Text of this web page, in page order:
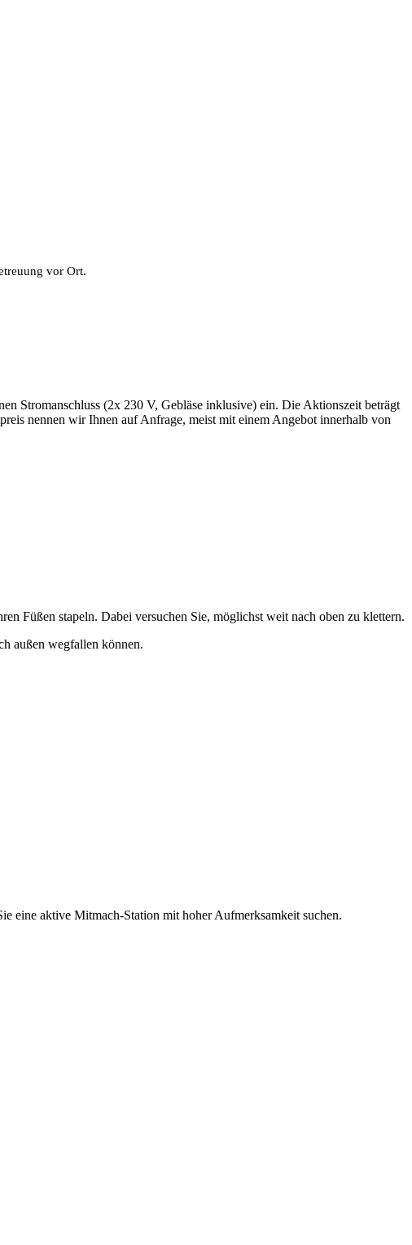
vor Ort.
Stromanschluss (2x 230 V, Gebläse inklusive) ein. Die Aktionszeit beträgt
nennen wir Ihnen auf Anfrage, meist mit einem Angebot innerhalb von
Füßen stapeln. Dabei versuchen Sie, möglichst weit nach oben zu klettern.
außen wegfallen können.
eine aktive Mitmach-Station mit hoher Aufmerksamkeit suchen.